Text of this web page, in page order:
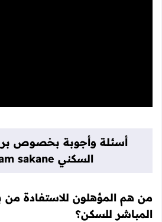
أسئلة وأجوبة بخصوص
السكني Daam sakane
من هم المؤهلون للاستفادة من
المباشر للسكن؟